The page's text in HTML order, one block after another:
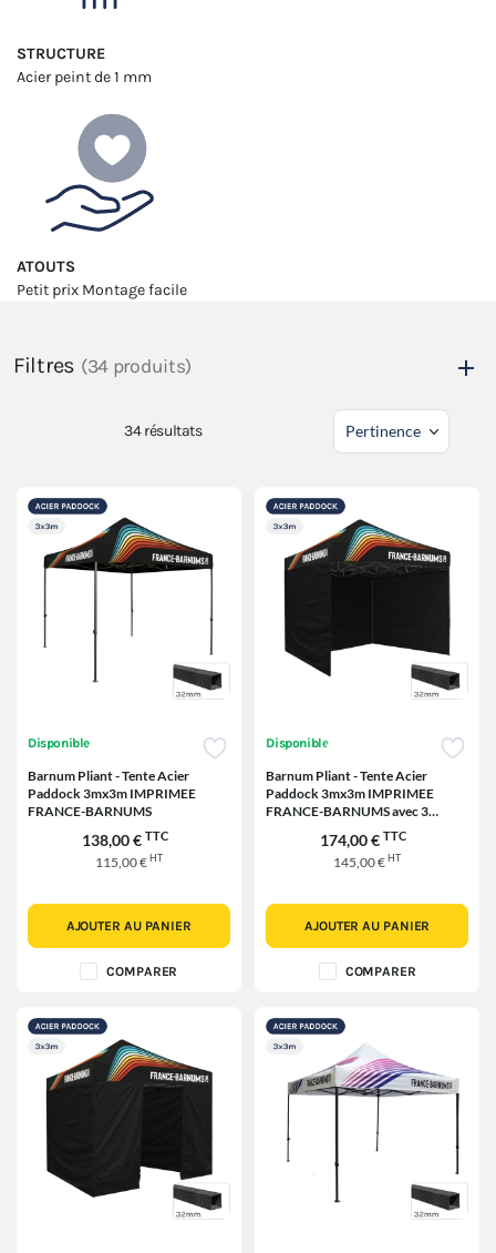
STRUCTURE
Acier peintde 1 mm
ATOUTS
Petit prix Montage facile
Filtres (34 produits)
34résultats
Disponible
Barnum Pliant - Tente Acier
Paddock 3mx3m IMPRIMEE
FRANCE-BARNUMS
138,00 € TTC
115,00 € HT
AJOUTER AU PANIER
COMPARER
Disponible
Barnum Pliant - Tente Acier
Paddock 3mx3m IMPRIMEE
FRANCE-BARNUMS avec 3
174,00 € TTC
145,00 €HT
AJOUTER AU PANIER
COMPARER